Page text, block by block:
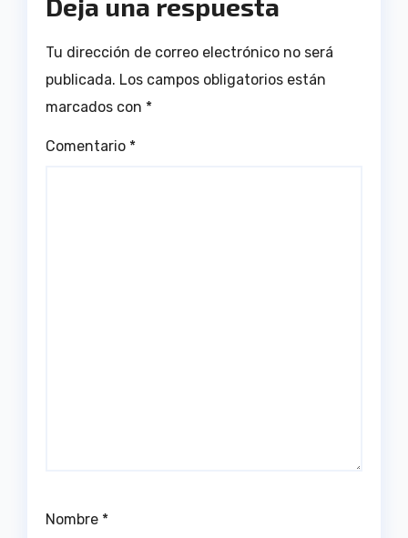
Deja una respuesta
Tu dirección de correo electrónico no será
publicada. Los campos obligatorios están
marcados con *
Comentario *
Nombre *